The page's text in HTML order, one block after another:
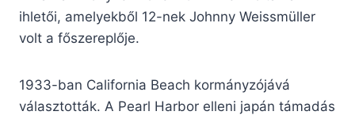
ihletői, amelyekből 12-nek Johnny Weissmüller
volt a főszereplője.
1933-ban California Beach kormányzójává
választották. A Pearl Harbor elleni japán támadás